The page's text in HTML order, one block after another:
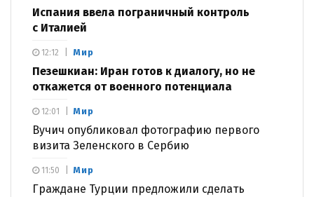
Испания ввела пограничный контроль
с Италией
Мир
Пезешкиан: Иран готов к диалогу, но не
откажется от военного потенциала
12:12
Мир
Вучич опубликовал фотографию первого
визита Зеленского в Сербию
12:01
Мир
Граждане Турции предложили сделать
11:50